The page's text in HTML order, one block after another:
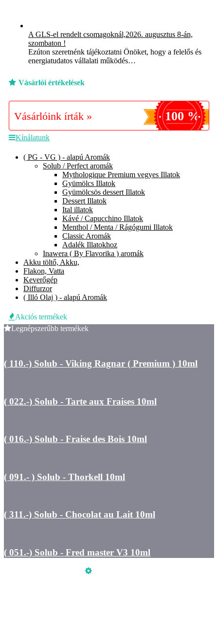
A GLS-el rendelt csomagoknál,2026. augusztus 8-án,
szombaton !
Ezúton szeretnénk tájékoztatni Önöket, hogy a felelős és
energiatudatos vállalati működés…
Vásárlói értékelések
Vásárlóink írták » 100 %
Kínálatunk
( PG - VG ) - alapú Aromák
Solub / Perfect aromák
Mythologique Premium vegyes Illatok
Gyümölcs Illatok
Gyümölcsös dessert Illatok
Dessert Illatok
Ital illatok
Kávé / Capucchino Illatok
Menthol / Menta / Rágógumi Illatok
Classic Aromák
Adalék Illatokhoz
Inawera ( By Flavorika ) aromák
Akku töltő, Akku,
Flakon, Vatta
Keverőgép
Diffurzor
( Illó Olaj ) - alapú Aromák
Akciós termékek
Legnépszerűbb termékek
( 110.-) Solub - Viking Ragnar ( Premium ) 10ml
( 022.-) Solub - Tarte aux Fraises 10ml
( 016.-) Solub - Fraise des Bois 10ml
( 091.- ) Solub - Thorkell 10ml
( 311.-) Solub - Chocolat au Lait 10ml
( 051.-) Solub - Fred master V3 10ml